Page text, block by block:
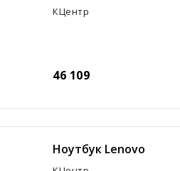
КЦентр
46 109
Ноутбук Lenovo